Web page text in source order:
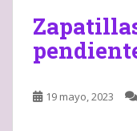
19 mayo, 2023